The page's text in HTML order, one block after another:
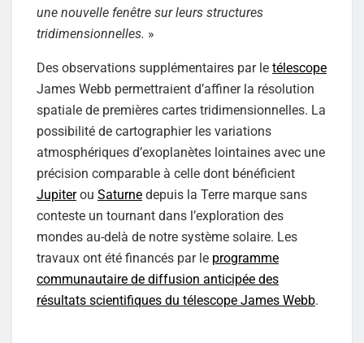
une nouvelle fenêtre sur leurs structures
tridimensionnelles. »
Des observations supplémentaires par le télescope
James Webb permettraient d’affiner la résolution
spatiale de premières cartes tridimensionnelles. La
possibilité de cartographier les variations
atmosphériques d’exoplanètes lointaines avec une
précision comparable à celle dont bénéficient
Jupiterou Saturne depuis la Terre marque sans
conteste un tournant dans l’exploration des
mondes au-delà de notre système solaire. Les
travaux ont été financés par le programme
communautaire de diffusion anticipée des
résultats scientifiques du télescope James Webb.